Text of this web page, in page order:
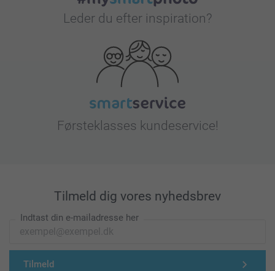
Leder du efter inspiration?
Førsteklasses kundeservice!
Tilmeld dig vores nyhedsbrev
Indtast din e-mailadresse her
Tilmeld